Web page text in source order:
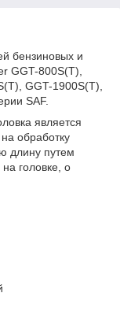
бензиновых и
GGT-800S(T),
GGT-1900S(T),
SAF.
является
обработку
длину путем
головке, о